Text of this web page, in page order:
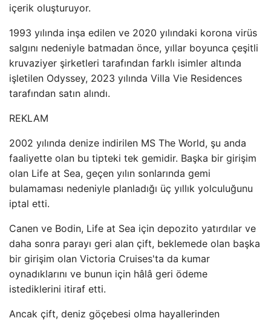
içerik oluşturuyor.
1993 yılında inşa edilen ve 2020 yılındaki korona virüs
salgını nedeniyle batmadan önce, yıllar boyunca çeşitli
kruvaziyer şirketleri tarafından farklı isimler altında
işletilen Odyssey, 2023 yılında Villa Vie Residences
tarafından satın alındı.
REKLAM
2002 yılında denize indirilen MS The World, şu anda
faaliyette olan bu tipteki tek gemidir. Başka bir girişim
olan Life at Sea, geçen yılın sonlarında gemi
bulamaması nedeniyle planladığı üç yıllık yolculuğunu
iptal etti.
Canen ve Bodin, Life at Sea için depozito yatırdılar ve
daha sonra parayı geri alan çift, beklemede olan başka
bir girişim olan Victoria Cruises'ta da kumar
oynadıklarını ve bunun için hâlâ geri ödeme
istediklerini itiraf etti.
Ancak çift, deniz göçebesi olma hayallerinden